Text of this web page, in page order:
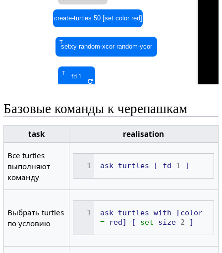
Базовые команды к черепашкам
task realisation
Все turtles
выполняют
команду
ask turtles [ fd 1 ]
Выбрать turtles
по условию
ask turtles with
[color
=
red] [ set size 2 ]